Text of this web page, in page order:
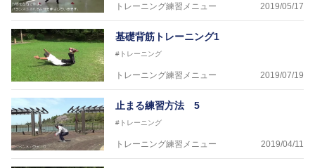
トレーニング練習メニュー 2019/05/17
基礎背筋トレーニング1
#トレーニング
トレーニング練習メニュー 2019/07/19
止まる練習方法 5
#トレーニング
トレーニング練習メニュー 2019/04/11